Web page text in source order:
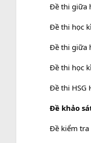
Đề thi HSG
Đề kiểm tra